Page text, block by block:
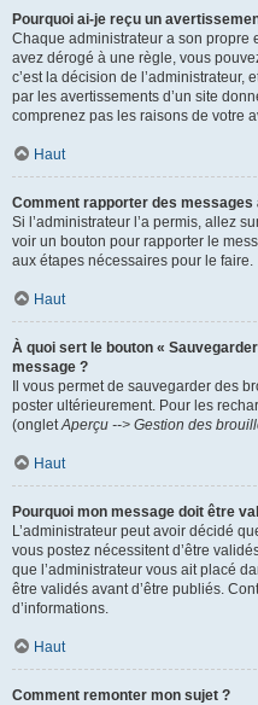
Pourquoi ai-je reçu un
Chaque administrateur a son propre
avez dérogé à une règle, vous
c’est la décision de l’administrateur,
par les avertissements d’un site
comprenez pas les raisons de votre
Haut
Comment rapporter des messages
Si l’administrateur l’a permis, allez
voir un bouton pour rapporter le
aux étapes nécessaires pour le faire.
Haut
À quoi sert le bouton «
message ?
Il vous permet de sauvegarder des
poster ultérieurement. Pour les
(ongletAperçu --> Gestion des
Haut
Pourquoi mon message doit être
L’administrateur peut avoir décidé
vous postez nécessitent d’être
que l’administrateur vous ait placé
être validés avant d’être publiés.
d’informations.
Haut
Comment remonter mon sujet ?